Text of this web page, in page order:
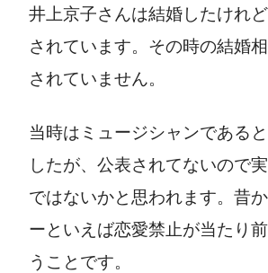
井上京子さんは結婚したけれ
されています。その時の結婚
されていません。
当時はミュージシャンである
したが、公表されてないので
ではないかと思われます。昔
ーといえば恋愛禁止が当たり
うことです。